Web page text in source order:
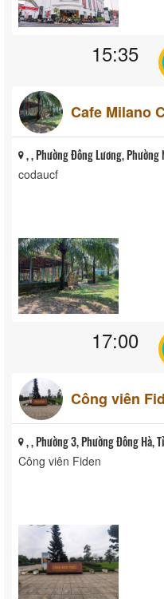
15:35
Cafe Milano
, , Phường Đông Lương,
codaucf
17:00
Công viên
, , Phường 3, Phường Đông Hà,
Công viên Fiden